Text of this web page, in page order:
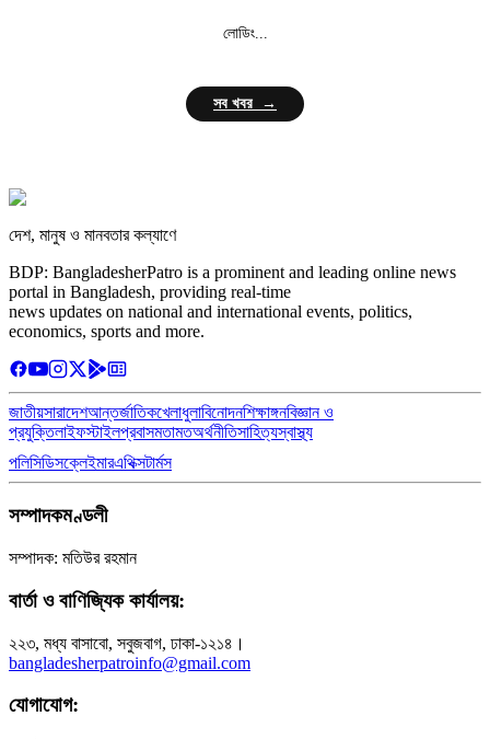
লোডিং...
সব খবর →
দেশ, মানুষ ও মানবতার কল্যাণে
BDP: BangladesherPatro is a prominent and leading online news
portal in Bangladesh, providing real-time
news updates on national and international events, politics,
economics, sports and more.
জাতীয়সারাদেশআন্তর্জাতিকখেলাধুলাবিনোদনশিক্ষাঙ্গনবিজ্ঞান ও
প্রযুক্তিলাইফস্টাইলপ্রবাসমতামতঅর্থনীতিসাহিত্যস্বাস্থ্য
পলিসিডিসক্লেইমারএথিক্সটার্মস
সম্পাদকমণ্ডলী
সম্পাদক: মতিউর রহমান
বার্তা ও বাণিজ্যিক কার্যালয়:
২২৩, মধ্য বাসাবো, সবুজবাগ, ঢাকা-১২১৪।
bangladesherpatroinfo@gmail.com
যোগাযোগ: